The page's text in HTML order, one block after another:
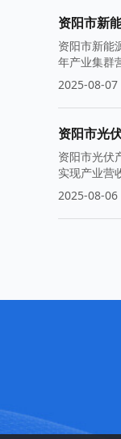
资阳市新
资阳市新能
年产业集群
2025-08-07
资阳市光
资阳市光伏
实现产业营
2025-08-06